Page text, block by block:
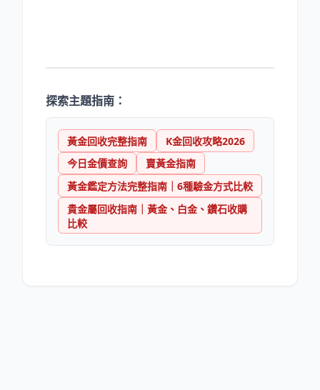
探索主題指南：
黃金回收完整指南
K金回收攻略2026
今日金價查詢
賣黃金指南
黃金鑑定方法完整指南｜6種驗金方式比較
貴金屬回收指南｜黃金、白金、鑽石收購
比較